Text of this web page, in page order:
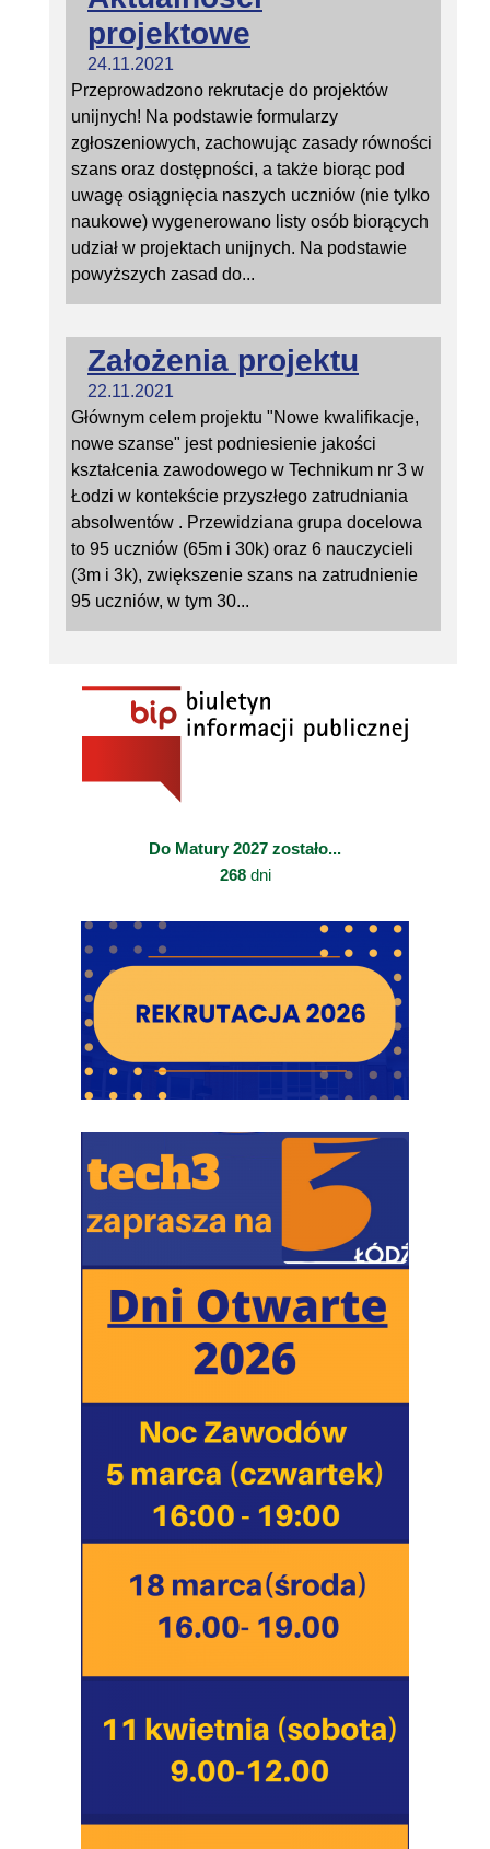
Do Matury 2027 zostało...
268dni
projektowe
24.11.2021
Przeprowadzono rekrutacje do projektów
unijnych! Na podstawie formularzy
zgłoszeniowych, zachowując zasady równości
szans oraz dostępności, a także biorąc pod
uwagę osiągnięcia naszych uczniów (nie tylko
naukowe) wygenerowano listy osób biorących
udział w projektach unijnych. Na podstawie
powyższych zasad do...
Założenia projektu
22.11.2021
Głównym celem projektu "Nowe kwalifikacje,
nowe szanse" jest podniesienie jakości
kształcenia zawodowego w Technikum nr 3 w
Łodzi w kontekście przyszłego zatrudniania
absolwentów . Przewidziana grupa docelowa
to 95 uczniów (65m i 30k) oraz 6 nauczycieli
(3m i 3k), zwiększenie szans na zatrudnienie
95 uczniów, w tym 30...